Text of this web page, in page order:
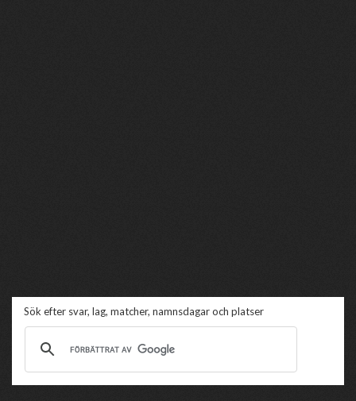
Sök efter svar, lag, matcher, namnsdagar och platser